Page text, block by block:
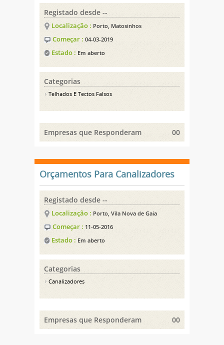
Registado desde --
Localização : Porto, Matosinhos
Começar : 04-03-2019
Estado : Em aberto
Categorias
Telhados E Tectos Falsos
Empresas que Responderam 00
Orçamentos Para Canalizadores
Registado desde --
Localização : Porto, Vila Nova de Gaia
Começar : 11-05-2016
Estado : Em aberto
Categorias
Canalizadores
Empresas que Responderam 00